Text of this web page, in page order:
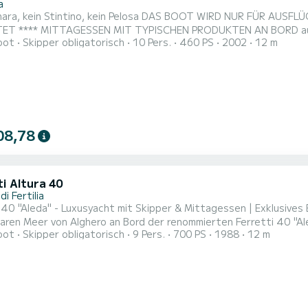
DAS BOOT WIRD NUR FÜR AUSFLÜGE IM MEERESGEBIET VON ALGHERO CAPOCACCIA
wird an Bord ein Mittagessen
sardischen Wurst- und Käsesorten, Gemüse der Saison,
Skipper obligatorisch 10 Pers. 460 PS 2002 12 m
Altura 40
Fertilia
- Luxusyacht mit Skipper & Mittagessen | Exklusives Erlebnis in Alghero Erleben Sie
von Alghero an Bord der renommierten Ferretti 40 "Aleda". Es handelt sich nicht nur um eine
sondern um einen privaten Tag, der für Entspannung, Spaß
Skipper obligatorisch 9 Pers. 700 PS 1988 12 m